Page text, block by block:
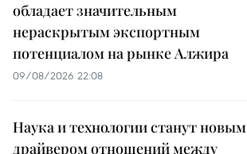
обладает значительным
нераскрытым экспортным
потенциалом на рынке Алжира
09/08/2026 22:08
Наука и технологии станут новым
драйвером отношений между